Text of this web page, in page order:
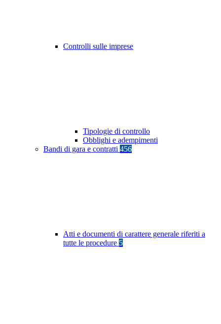
Controlli sulle imprese
Tipologie di controllo
Obblighi e adempimenti
Bandi di gara e contratti 456
Atti e documenti di carattere generale riferiti a
tutte le procedure 5